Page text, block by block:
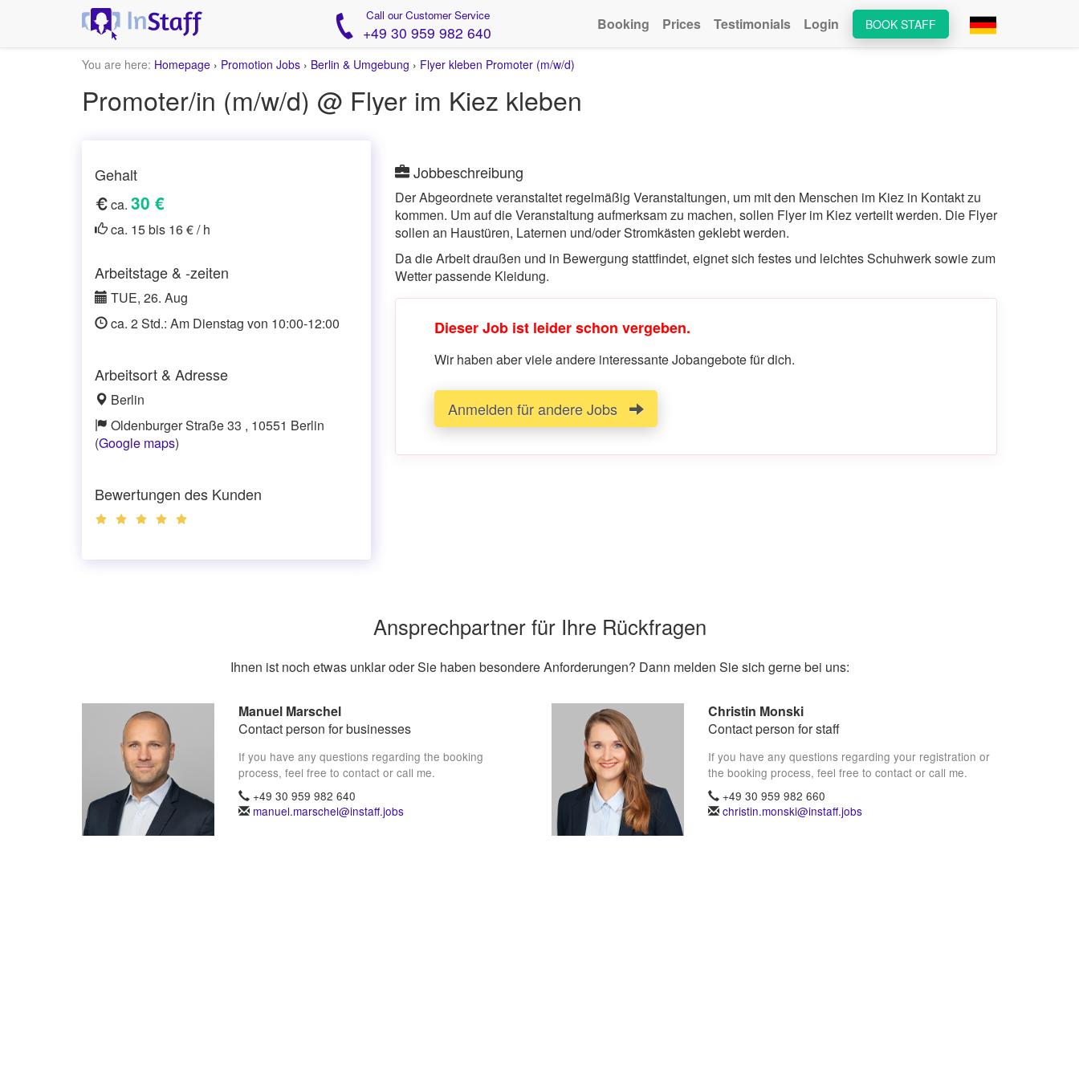
Call our Customer Service
+49 30 959 982 640 BOOK STAFF
Booking Prices Testimonials Login
You are here: Homepage › Promotion Jobs › Berlin & Umgebung › Flyer kleben Promoter (m/w/d)
Promoter/in (m/w/d) @ Flyer im Kiez kleben
Gehalt
ca. 30 €
ca. 15 bis 16 € / h
Arbeitstage & -zeiten
TUE, 26. Aug
ca. 2 Std.: Am Dienstag von 10:00-12:00
Arbeitsort & Adresse
Berlin
Oldenburger Straße 33 , 10551 Berlin
(Google maps)
Bewertungen des Kunden
Jobbeschreibung
Der Abgeordnete veranstaltet regelmäßig Veranstaltungen, um mit den Menschen im Kiez in Kontakt zu
kommen. Um auf die Veranstaltung aufmerksam zu machen, sollen Flyer im Kiez verteilt werden. Die Flyer
sollen an Haustüren, Laternen und/oder Stromkästen geklebt werden.
Da die Arbeit draußen und in Bewergung stattfindet, eignet sich festes und leichtes Schuhwerk sowie zum
Wetter passende Kleidung.
Dieser Job ist leider schon vergeben.
Wir haben aber viele andere interessante Jobangebote für dich.
Anmelden für andere Jobs
Ansprechpartner für Ihre Rückfragen
Ihnen ist noch etwas unklar oder Sie haben besondere Anforderungen? Dann melden Sie sich gerne bei uns:
Manuel Marschel
Contact person for businesses
If you have any questions regarding the booking
process, feel free to contact or call me.
+49 30 959 982 640
manuel.marschel@instaff.jobs
Christin Monski
Contact person for staff
If you have any questions regarding your registration or
the booking process, feel free to contact or call me.
+49 30 959 982 660
christin.monski@instaff.jobs